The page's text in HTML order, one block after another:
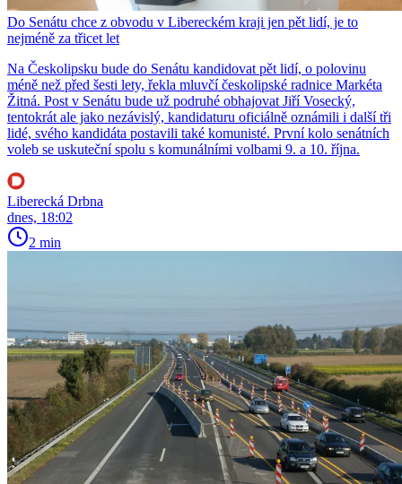
Do Senátu chce z obvodu v Libereckém kraji jen pět lidí, je to
nejméně za třicet let
Na Českolipsku bude do Senátu kandidovat pět lidí, o polovinu
méně než před šesti lety, řekla mluvčí českolipské radnice Markéta
Žitná. Post v Senátu bude už podruhé obhajovat Jiří Vosecký,
tentokrát ale jako nezávislý, kandidaturu oficiálně oznámili i další tři
lidé, svého kandidáta postavili také komunisté. První kolo senátních
voleb se uskuteční spolu s komunálními volbami 9. a 10. října.
Liberecká Drbna
dnes, 18:02
2 min